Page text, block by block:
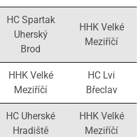
HC Spartak
Uherský
Brod
HHK Velké
Meziříčí
HHK Velké
Meziříčí
HC Lvi
Břeclav
HC Uherské
Hradiště
HHK Velké
Meziříčí